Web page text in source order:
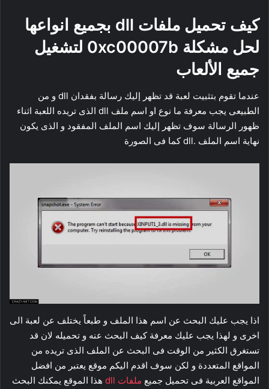
كيف تحميل ملفات dll بجميع انواعها
لحل مشكلة 0xc00007b لتشغيل
جميع الألعاب
عندما تقوم بتثبيت لعبة قد تظهر إليك رسالة بفقدان dll و من
الطبيعى يجب معرفة ما نوع او اسم ملف dll الذى تريده اللعبة اثناء
ظهور الرسالة سوف تظهر إليك اسم الملف المفقود و الذى يكون
نهاية اسم الملف .dll كما فى الصورة
اذا يجب عليك البحث عن اسم هذا الملف و طبعاً يختلف عن لعبة الى
اخرى و لهذا يجب عليك معرفة كيف البحث عنه و تحميله لان قد
تستغرق الكثير من الوقت فى البحث عن الملف الذى تريده من
المواقع المتعددة و لكن سوف اقدم اليكم موقع يعتبر من افضل
المواقع العربية فى تحميل جميع ملفات dll
هذا الموقع يمكنك البحث